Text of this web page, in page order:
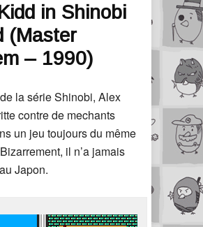
in Shinobi
(Master
– 1990)
la série Shinobi, Alex
contre de mechants
un jeu toujours du même
il n’a jamais
Japon.